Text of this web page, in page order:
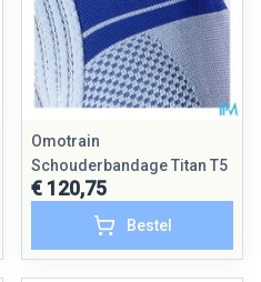
Omotrain
Schouderbandage Titan T5
€ 120,75
Bestel